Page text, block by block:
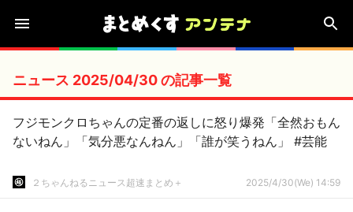
ニュース 2025/04/30 の記事一覧
フジモンクロちゃんの定番の返しに怒り爆発「全然おもん
ないねん」「気分悪なんねん」「誰が笑うねん」 #芸能
２ちゃんねるニュース超速まとめ＋ 2025/4/30(We) 14:59